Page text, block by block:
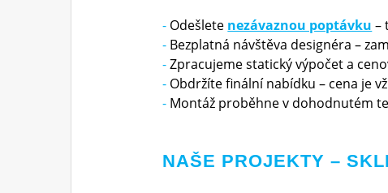
Odešlete nezávaznou poptávku –
Bezplatná návštěva designéra –
Zpracujeme statický výpočet a
Obdržíte finální nabídku – cena je
Montáž proběhne v dohodnutém
NAŠE PROJEKTY –